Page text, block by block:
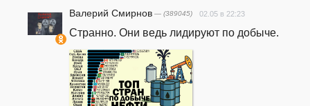
Валерий Смирнов — (389045) 02.05 в 22:23
Странно. Они ведь лидируют по добыче.